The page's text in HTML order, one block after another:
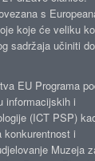
s
koje će veliku
sadržaja učiniti
EU Programa
informacijskih i
(ICT PSP)
konkurentnost i
Muzeja